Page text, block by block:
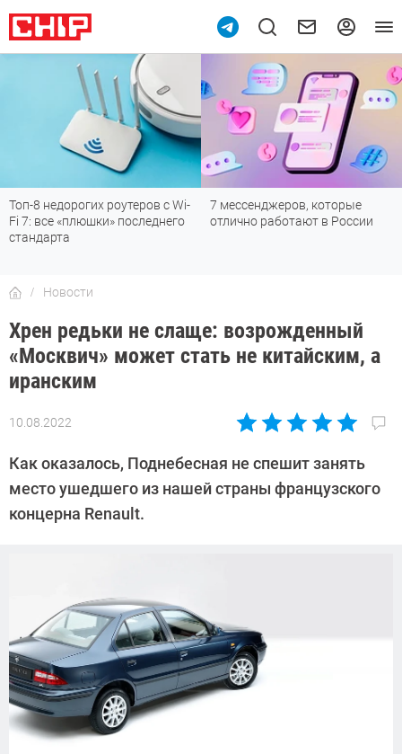
Топ-8 недорогих роутеров с Wi-
Fi 7: все «плюшки» последнего
стандарта
7 мессенджеров, которые
отлично работают в России
Новости
Хрен редьки не слаще: возрожденный
«Москвич» может стать не китайским, а
иранским
10.08.2022
Автор:
Кошик
Как оказалось, Поднебесная не спешит занять
место ушедшего из нашей страны французского
концерна Renault.